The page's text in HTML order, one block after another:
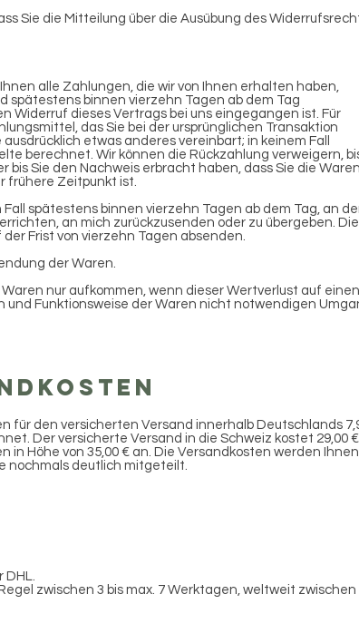
Sie die Mitteilung über die Ausübung des
alle Zahlungen, die wir von Ihnen erhalten haben,
spätestens binnen vierzehn Tagen ab dem Tag
Widerruf dieses Vertrags bei uns eingegangen ist. Für
das Sie bei der ursprünglichen Transaktion
etwas anderes vereinbart; in keinem Fall
berechnet. Wir können die Rückzahlung verweigern,
Sie den Nachweis erbracht haben, dass Sie die
frühere Zeitpunkt ist.
spätestens binnen vierzehn Tagen ab dem Tag, an
an mich zurückzusenden oder zu übergeben. Die
Frist von vierzehn Tagen absenden.
der Waren.
nur aufkommen, wenn dieser Wertverlust auf einen
Funktionsweise der Waren nicht notwendigen
für den versicherten Versand innerhalb Deutschlands
Der versicherte Versand in die Schweiz kostet 29,00
in Höhe von 35,00 € an. Die Versandkosten werden Ihnen
nochmals deutlich mitgeteilt.
DHL.
zwischen 3 bis max. 7 Werktagen, weltweit zwischen